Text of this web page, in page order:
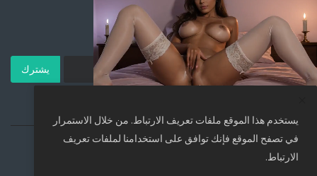
اشترك في صحيفتنا الإخبارية
يشترك
يستخدم هذا الموقع ملفات تعريف الارتباط. من خلال الاستمرار
في تصفح الموقع فإنك توافق على استخدامنا لملفات تعريف
الارتباط.